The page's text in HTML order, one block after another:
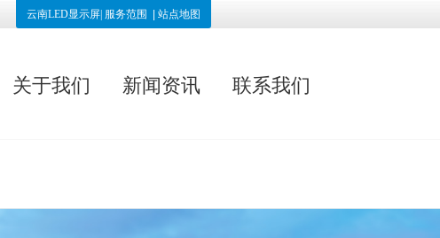
云南LED显示屏| 服务范围 站点地图
关于我们 新闻资讯 联系我们